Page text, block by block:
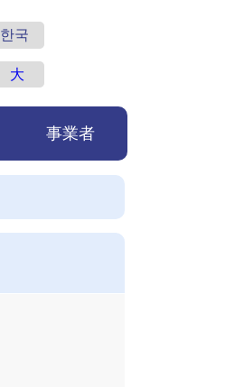
한국
大
事業者